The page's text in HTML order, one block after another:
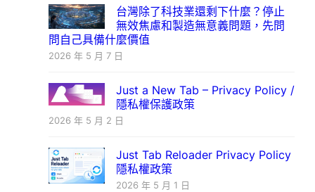
台灣除了科技業還剩下什麼？停止
無效焦慮和製造無意義問題，先問
問自己具備什麼價值
2026 年 5 月 7 日
Just a New Tab – Privacy Policy /
隱私權保護政策
2026 年 5 月 2 日
Just Tab Reloader Privacy Policy
隱私權政策
2026 年 5 月 1 日